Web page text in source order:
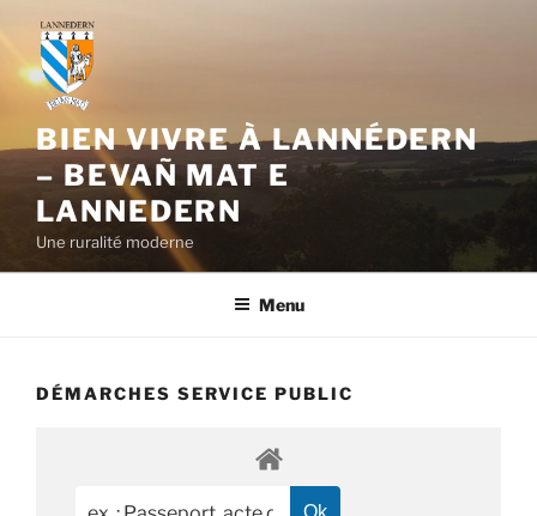
contenu
principal
BIEN VIVRE À LANNÉDERN
– BEVAÑ MAT E
LANNEDERN
Une ruralité moderne
Menu
DÉMARCHES SERVICE PUBLIC